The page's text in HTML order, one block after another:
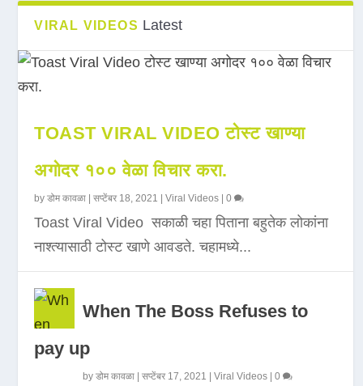
VIRAL VIDEOS Latest
TOAST VIRAL VIDEO टोस्ट खाण्या
अगोदर १०० वेळा विचार करा.
byडोम कावळा |सप्टेंबर 18, 2021 |Viral Videos |0
Toast Viral Video सकाळी चहा पिताना बहुतेक लोकांना
नाश्त्यासाठी टोस्ट खाणे आवडते. चहामध्ये...
When The Boss Refuses to
pay up
byडोम कावळा |सप्टेंबर 17, 2021 |Viral Videos |0